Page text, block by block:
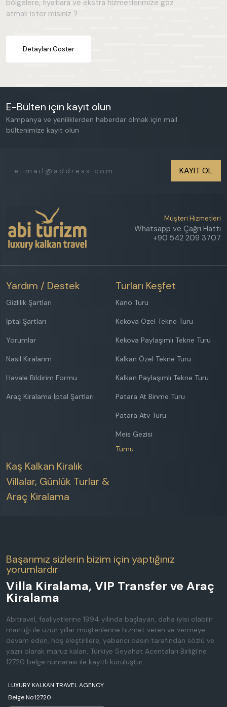
bölgelere, fiyatlara ve ekstra hizmetlerimize göz
atmak ister misiniz ?
Detayları Göster
E-Bülten için kayıt olun
Kampanya ve yeniliklerden haberdar olmak için mail
bültenimize kayıt olun
KAYIT OL
Müşteri Hizmetleri
Whatsapp ve Çağrı Hattı
+90 542 209 3707
Yardım / Destek
Gizlilik Şartları
İptal Şartları
Yorumlar
Nasıl Kiralarım
Havale Bildirim Formu
Araç Kiralama İptal Şartları
Turları Keşfet
Kano Turu
Kekova Özel Tekne Turu
Kekova Paylaşımlı Tekne Turu
Kalkan Özel Tekne Turu
Kalkan Paylaşımlı Tekne Turu
Patara At Binme Turu
Patara Atv Turu
Meis Gezisi
Tümü
Kaş Kalkan Kiralık
Villalar, Günlük Turlar &
Araç Kiralama
Başarımız sizlerin bizim için yaptığınız
yorumlardır
Villa Kiralama, VIP Transfer ve Araç
Kiralama
Abitravel, faaliyetlerine 1994 yılında başlayan, daha iyisi olabilir
mantığı ile uzun yıllar müşterilerine hizmet veren ve vermeye
devam eden, hoş eleştirilere, yabancı basın tarafından sözlü ve
yazılı olarak maruz kalan, Türkiye Seyahat Acentaları Birliği'ne
12720 belge numarası ile kayıtlı kuruluştur.
LUXURY KALKAN TRAVEL AGENCY
Belge No:12720